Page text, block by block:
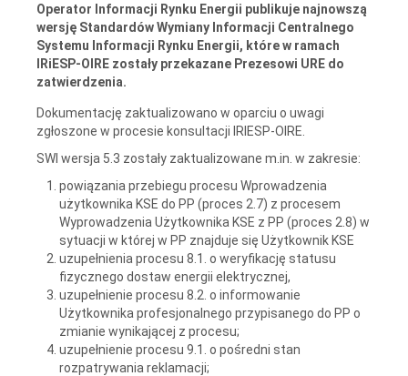
Operator Informacji Rynku Energii publikuje najnowszą
wersję Standardów Wymiany Informacji Centralnego
Systemu Informacji Rynku Energii, które w ramach
IRiESP-OIRE zostały przekazane Prezesowi URE do
zatwierdzenia.
Dokumentację zaktualizowano w oparciu o uwagi
zgłoszone w procesie konsultacji IRIESP-OIRE.
SWI wersja 5.3 zostały zaktualizowane m.in. w zakresie:
powiązania przebiegu procesu Wprowadzenia
użytkownika KSE do PP (proces 2.7) z procesem
Wyprowadzenia Użytkownika KSE z PP (proces 2.8) w
sytuacji w której w PP znajduje się Użytkownik KSE
uzupełnienia procesu 8.1. o weryfikację statusu
fizycznego dostaw energii elektrycznej,
uzupełnienie procesu 8.2. o informowanie
Użytkownika profesjonalnego przypisanego do PP o
zmianie wynikającej z procesu;
uzupełnienie procesu 9.1. o pośredni stan
rozpatrywania reklamacji;